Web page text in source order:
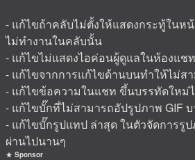
- แก้ไขถ้าคลับไม่ตั้งให้แสดงกระทู้ในห
ไม่ทำงานในคลับนั้น
- แก้ไขไม่แสดงไอค่อนผู้ดูแลในห้องแชท
- แก้ไขจากการแก้ไขด้านบนทำให้ไม่ส
- แก้ไขข้อความในแชท ขึ้นบรรทัดใหม่
- แก้ไขบั๊กที่ไม่สามารถอัปรูปภาพ GIF บ
- แก้ไขบั๊กรูปแทป ล่าสุด ในตัวจัดการรูป
ผ่านไปนานๆ
Sponsor